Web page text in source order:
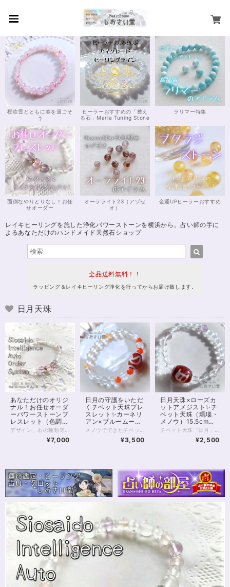
桜吹雪とともに春を過ごそ
う
ヒーラーおすすめの「整え
る石」Maria Tuning Stone
ラリマー特集
面倒なやりとりなし！お任
せオーダー
オーラライト23（アゾゼ
オ）
金運UPヒーラーおすすめ
レイキヒーリングを施した浄化パワーストーンを横浜から。占い師の手に
よるあなただけのハンドメイド天然石ショップ
全品送料無料！！
ラッピング＆レイキヒーリング浄化を行ってからお届け致します。
日月天珠
あなただけのオリジ
ナル！お任せオーダ
ーパワーストーンブ
レスレット（色調選
択可）
¥7,000
日月の守護をいただ
くチベット天珠ブレ
スレット✨カーネリ
アン×ブルームーン
ストーン16cm
¥3,500
日月天珠×ローズカ
ットアメジスト✨チ
ベット天珠（瑪瑙・
メノウ）15.5cmブ
レスレット
¥2,500